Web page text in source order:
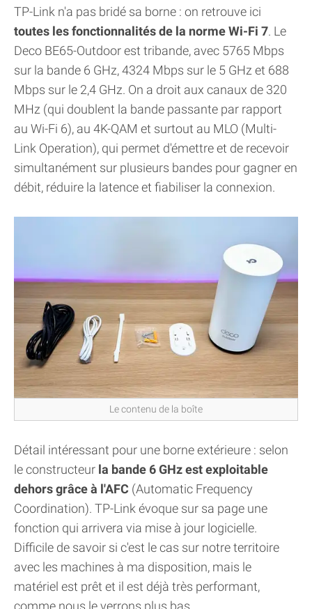
TP-Link n'a pas bridé sa borne : on retrouve ici
toutes les fonctionnalités de la norme Wi-Fi 7. Le
Deco BE65-Outdoor est tribande, avec 5765 Mbps
sur la bande 6 GHz, 4324 Mbps sur le 5 GHz et 688
Mbps sur le 2,4 GHz. On a droit aux canaux de 320
MHz (qui doublent la bande passante par rapport
au Wi-Fi 6), au 4K-QAM et surtout au MLO (Multi-
Link Operation), qui permet d'émettre et de recevoir
simultanément sur plusieurs bandes pour gagner en
débit, réduire la latence et fiabiliser la connexion.
Le contenu de la boîte
Détail intéressant pour une borne extérieure : selon
le constructeur la bande 6 GHz est exploitable
dehors grâce à l'AFC (Automatic Frequency
Coordination). TP-Link évoque sur sa page une
fonction qui arrivera via mise à jour logicielle.
Difficile de savoir si c'est le cas sur notre territoire
avec les machines à ma disposition, mais le
matériel est prêt et il est déjà très performant,
comme nous le verrons plus bas.